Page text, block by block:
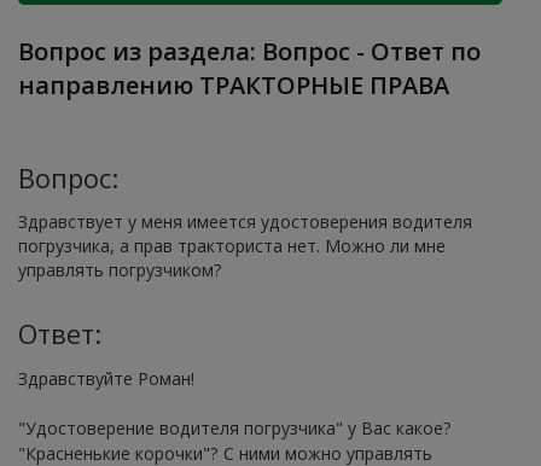
Вопрос из раздела: Вопрос - Ответ по
направлению ТРАКТОРНЫЕ ПРАВА
Вопрос:
Здравствует у меня имеется удостоверения водителя
погрузчика, а прав тракториста нет. Можно ли мне
управлять погрузчиком?
Ответ:
Здравствуйте Роман!
"Удостоверение водителя погрузчика" у Вас какое?
"Красненькие корочки"? С ними можно управлять